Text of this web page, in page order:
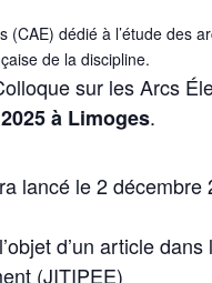
(CAE) dédié à l’étude
de la discipline.
sur les Arcs
à Limoges.
lancé le 2
d’un article
(JITIPEE)